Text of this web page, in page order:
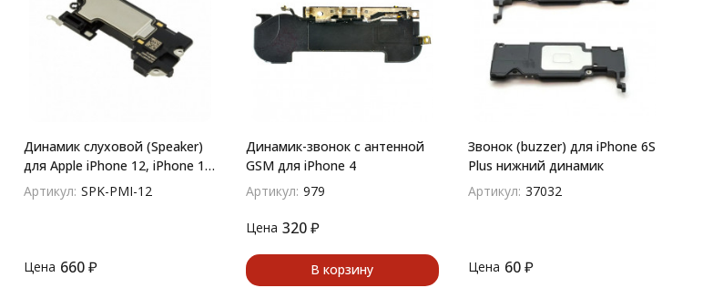
Динамик слуховой (Speaker)
для Apple iPhone 12, iPhone 12
Pro в сборе верхний
Артикул: SPK-PMI-12
Цена 660 ₽
Динамик-звонок с антенной
GSM для iPhone 4
Артикул: 979
Цена 320 ₽
В корзину
Звонок (buzzer) для iPhone 6S
Plus нижний динамик
Артикул: 37032
Цена 60 ₽